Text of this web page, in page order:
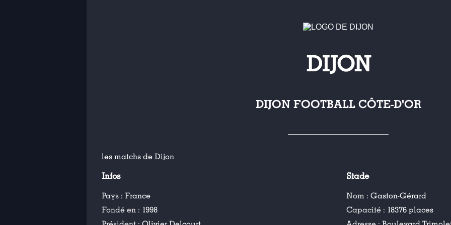
DIJON
DIJON FOOTBALL CÔTE-D'OR
les matchs de Dijon
Infos
Pays : France
Fondé en : 1998
Stade
Nom :Gaston-Gérard
Capacité : 18376 places